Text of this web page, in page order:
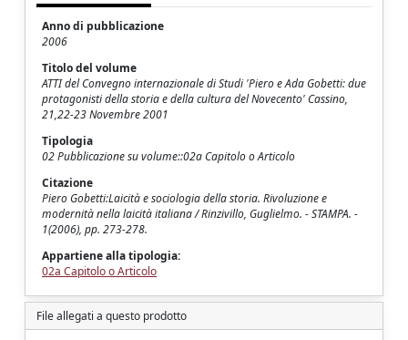
Anno di pubblicazione
2006
Titolo del volume
ATTI del Convegno internazionale di Studi 'Piero e Ada Gobetti: due
protagonisti della storia e della cultura del Novecento' Cassino,
21,22-23 Novembre 2001
Tipologia
02 Pubblicazione su volume::02a Capitolo o Articolo
Citazione
Piero Gobetti:Laicità e sociologia della storia. Rivoluzione e
modernità nella laicità italiana / Rinzivillo, Guglielmo. - STAMPA. -
1(2006), pp. 273-278.
Appartiene alla tipologia:
02a Capitolo o Articolo
File allegati a questo prodotto